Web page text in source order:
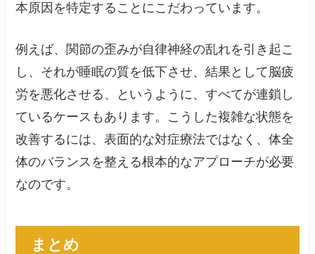
本原因を特定することにこだわっています。
例えば、関節の歪みが自律神経の乱れを引き起こ
し、それが睡眠の質を低下させ、結果として脳疲
労を悪化させる、というように、すべてが連鎖し
ているケースもあります。こうした複雑な状態を
改善するには、表面的な対症療法ではなく、体全
体のバランスを整える根本的なアプローチが必要
なのです。
まとめ